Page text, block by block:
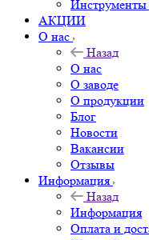
Инструменты
АКЦИИ
О нас
Назад
О нас
О заводе
О продукции
Блог
Новости
Вакансии
Отзывы
Информация
Назад
Информация
Оплата и